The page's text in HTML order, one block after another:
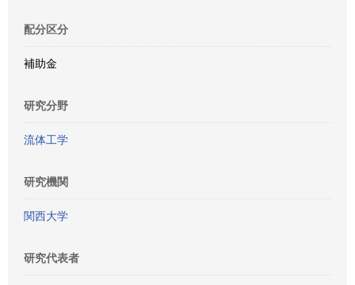
配分区分
補助金
研究分野
流体工学
研究機関
関西大学
研究代表者